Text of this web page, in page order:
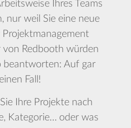
Ihres Teams
nur weil Sie eine neue
von Redbooth würden
beantworten: Auf gar
Fall!
Ihre Projekte nach
Kategorie… oder was